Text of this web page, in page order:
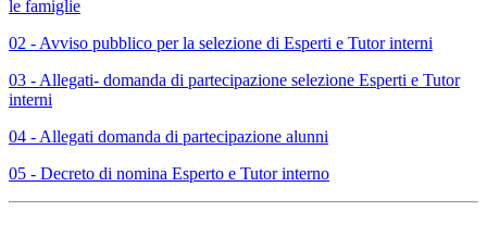
le famiglie
02 - Avviso pubblico per la selezione di Esperti e Tutor interni
03 - Allegati- domanda di partecipazione selezione Esperti e Tutor
interni
04 - Allegati domanda di partecipazione alunni
05 - Decreto di nomina Esperto e Tutor interno